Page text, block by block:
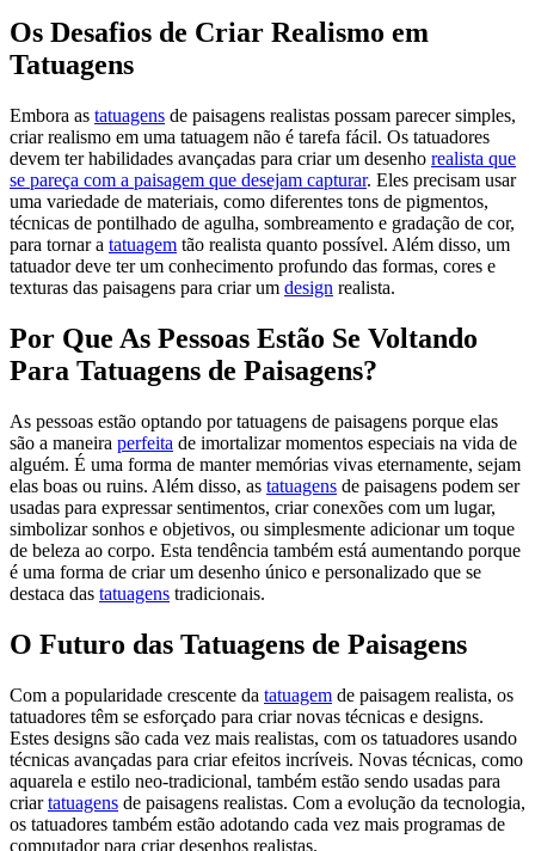
Os Desafios de Criar Realismo em
Tatuagens
Embora as tatuagens de paisagens realistas possam parecer simples,
criar realismo em uma tatuagem não é tarefa fácil. Os tatuadores
devem ter habilidades avançadas para criar um desenho realista que
se pareça com a paisagem que desejam capturar. Eles precisam usar
uma variedade de materiais, como diferentes tons de pigmentos,
técnicas de pontilhado de agulha, sombreamento e gradação de cor,
para tornar a tatuagem tão realista quanto possível. Além disso, um
tatuador deve ter um conhecimento profundo das formas, cores e
texturas das paisagens para criar um design realista.
Por Que As Pessoas Estão Se Voltando
Para Tatuagens de Paisagens?
As pessoas estão optando por tatuagens de paisagens porque elas
são a maneira perfeita de imortalizar momentos especiais na vida de
alguém. É uma forma de manter memórias vivas eternamente, sejam
elas boas ou ruins. Além disso, as tatuagens de paisagens podem ser
usadas para expressar sentimentos, criar conexões com um lugar,
simbolizar sonhos e objetivos, ou simplesmente adicionar um toque
de beleza ao corpo. Esta tendência também está aumentando porque
é uma forma de criar um desenho único e personalizado que se
destaca das tatuagens tradicionais.
O Futuro das Tatuagens de Paisagens
Com a popularidade crescente da tatuagem de paisagem realista, os
tatuadores têm se esforçado para criar novas técnicas e designs.
Estes designs são cada vez mais realistas, com os tatuadores usando
técnicas avançadas para criar efeitos incríveis. Novas técnicas, como
aquarela e estilo neo-tradicional, também estão sendo usadas para
criartatuagens de paisagens realistas. Com a evolução da tecnologia,
os tatuadores também estão adotando cada vez mais programas de
computador para criar desenhos realistas.